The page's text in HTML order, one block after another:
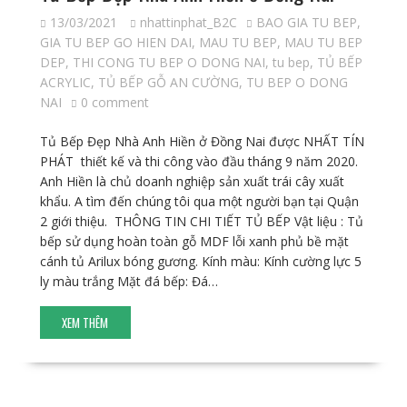
13/03/2021 nhattinphat_B2C BAO GIA TU BEP,
GIA TU BEP GO HIEN DAI, MAU TU BEP, MAU TU BEP
DEP, THI CONG TU BEP O DONG NAI, tu bep, TỦ BẾP
ACRYLIC, TỦ BẾP GỖ AN CƯỜNG, TU BEP O DONG
NAI
0 comment
Tủ Bếp Đẹp Nhà Anh Hiền ở Đồng Nai được NHẤT TÍN
PHÁT thiết kế và thi công vào đầu tháng 9 năm 2020.
Anh Hiền là chủ doanh nghiệp sản xuất trái cây xuất
khẩu. A tìm đến chúng tôi qua một người bạn tại Quận
2 giới thiệu. THÔNG TIN CHI TIẾT TỦ BẾP Vật liệu : Tủ
bếp sử dụng hoàn toàn gỗ MDF lỗi xanh phủ bề mặt
cánh tủ Arilux bóng gương. Kính màu: Kính cường lực 5
ly màu trắng Mặt đá bếp: Đá…
XEM THÊM